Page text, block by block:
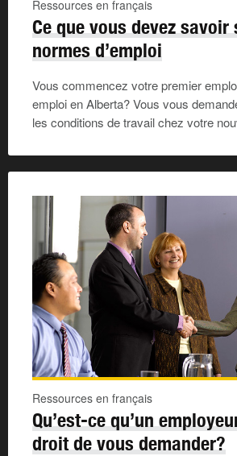
Ressources en français
Ce que vous devez savoir
normes d’emploi
Vous commencez votre premier
emploi en Alberta? Vous vous
les conditions de travail chez votre
Ressources en français
Qu’est-ce qu’un
droit de vous demander?